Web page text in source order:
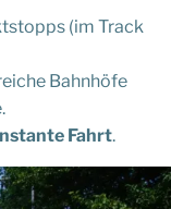
(im Track
Bahnhöfe
Fahrt.